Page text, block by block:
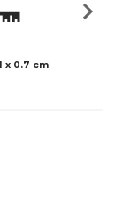
x 0.7 cm